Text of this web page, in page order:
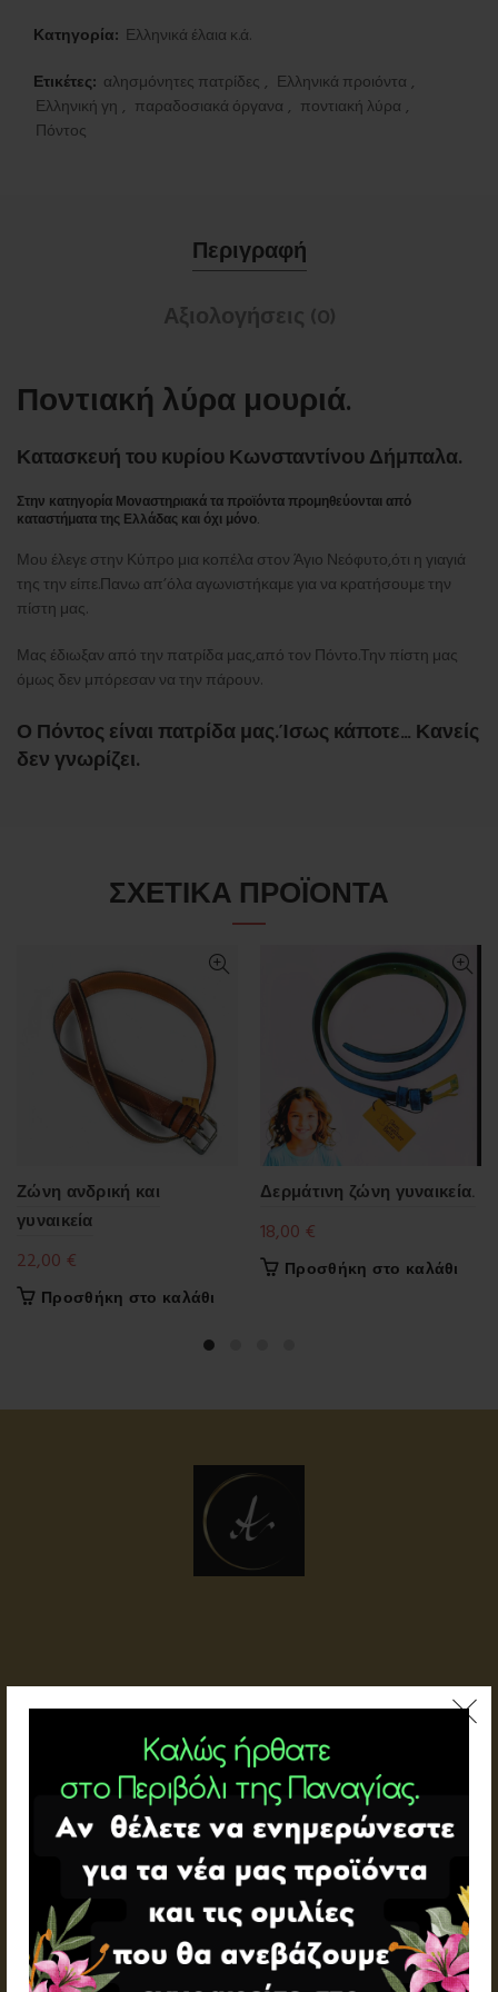
Κατηγορία: Ελληνικά έλαια κ.ά.
Ετικέτες: αλησμόνητες πατρίδες , Ελληνικά προιόντα ,
Ελληνική γη , παραδοσιακά όργανα , ποντιακή λύρα ,
Πόντος
Περιγραφή
Αξιολογήσεις (0)
Ποντιακή λύρα μουριά.
Κατασκευή του κυρίου Κωνσταντίνου Δήμπαλα.
Στην κατηγορία Μοναστηριακά τα προϊόντα προμηθεύονται από
καταστήματα της Ελλάδας και όχι μόνο.
Μου έλεγε στην Κύπρο μια κοπέλα στον Άγιο Νεόφυτο,ότι η γιαγιά
της την είπε.Πανω απ’όλα αγωνιστήκαμε για να κρατήσουμε την
πίστη μας.
Μας έδιωξαν από την πατρίδα μας,από τον Πόντο.Την πίστη μας
όμως δεν μπόρεσαν να την πάρουν.
Ο Πόντος είναι πατρίδα μας.Ίσως κάποτε… Κανείς
δεν γνωρίζει.
ΣΧΕΤΙΚΆ ΠΡΟΪΌΝΤΑ
Ζώνη ανδρική και
γυναικεία
22,00 €
Προσθήκη στο καλάθι
Δερμάτινη ζώνη γυναικεία.
18,00 €
Προσθήκη στο καλάθι